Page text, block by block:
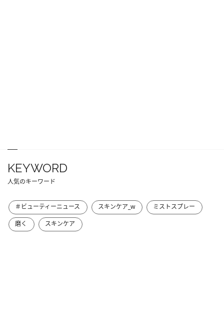
KEYWORD
人気のキーワード
＃ビューティーニュース スキンケア_w
ミストスプレー
磨く
スキンケア